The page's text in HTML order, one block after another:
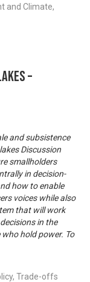
and Climate,
–
and subsistence
Discussion
smallholders
in decision-
how to enable
voices while also
that will work
in the
hold power. To
Trade-offs